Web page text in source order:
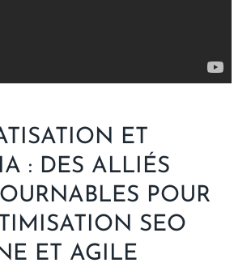
ET
: DES ALLIÉS
POUR
SEO
ET AGILE